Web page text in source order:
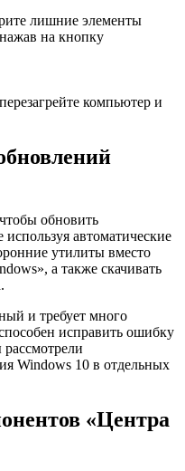
лишние элементы
на кнопку
компьютер и
обновить
автоматические
утилиты вместо
а также скачивать
и требует много
исправить ошибку
Windows 10 в отдельных
«Центра